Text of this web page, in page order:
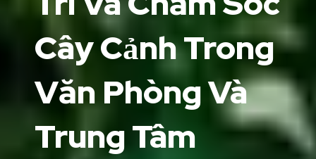
Cây Cảnh Trong
Văn Phòng Và
Trung Tâm